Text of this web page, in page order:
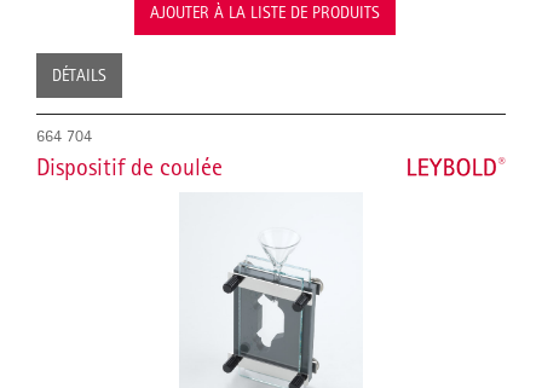
AJOUTER À LA LISTE DE PRODUITS
DÉTAILS
664 704
Dispositif de coulée